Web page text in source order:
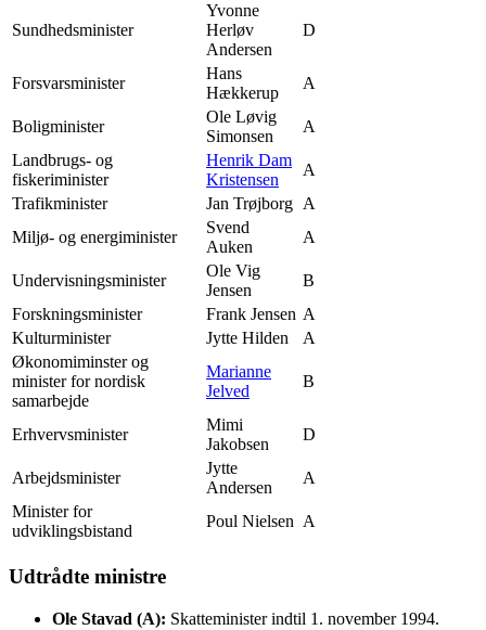
Sundhedsminister
Yvonne
Herløv
Andersen
D
Forsvarsminister
Hans
Hækkerup
A
Boligminister
Ole Løvig
Simonsen
A
Landbrugs- og
fiskeriminister
Henrik Dam
Kristensen
A
Trafikminister
Jan Trøjborg A
Miljø- og energiminister
Svend
Auken
A
Undervisningsminister
Ole Vig
Jensen
B
Forskningsminister
Frank Jensen A
Kulturminister
Jytte Hilden
A
Økonomiminster og
minister for nordisk
samarbejde
Marianne
Jelved
B
Erhvervsminister
Mimi
Jakobsen
D
Arbejdsminister
Jytte
Andersen
A
Minister for
udviklingsbistand
Poul Nielsen A
Udtrådte ministre
Ole Stavad (A): Skatteminister indtil 1. november 1994.